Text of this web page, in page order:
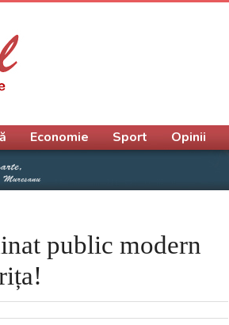
public modern
Economie Sport Opinii